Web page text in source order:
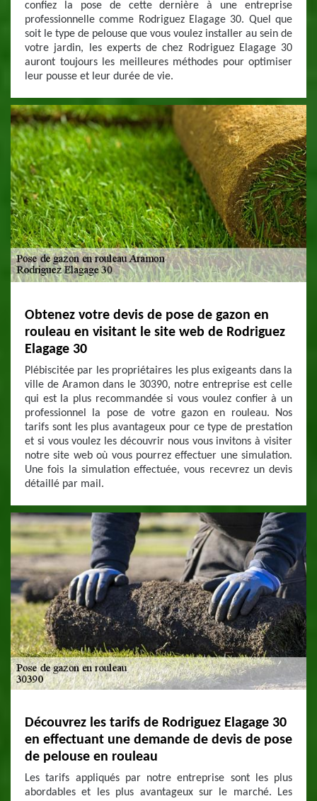
confiez la pose de cette dernière à une entreprise
professionnelle comme Rodriguez Elagage 30. Quel que
soit le type de pelouse que vous voulez installer au sein de
votre jardin, les experts de chez Rodriguez Elagage 30
auront toujours les meilleures méthodes pour optimiser
leur pousse et leur durée de vie.
Obtenez votre devis de pose de gazon en
rouleau en visitant le site web de Rodriguez
Elagage 30
Plébiscitée par les propriétaires les plus exigeants dans la
ville de Aramon dans le 30390, notre entreprise est celle
qui est la plus recommandée si vous voulez confier à un
professionnel la pose de votre gazon en rouleau. Nos
tarifs sont les plus avantageux pour ce type de prestation
et si vous voulez les découvrir nous vous invitons à visiter
notre site web où vous pourrez effectuer une simulation.
Une fois la simulation effectuée, vous recevrez un devis
détaillé par mail.
Découvrez les tarifs de Rodriguez Elagage 30
en effectuant une demande de devis de pose
de pelouse en rouleau
Les tarifs appliqués par notre entreprise sont les plus
abordables et les plus avantageux sur le marché. Les